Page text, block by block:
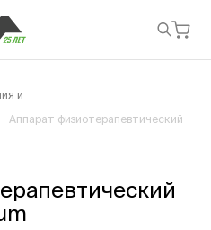
и
Аппарат физиотерапевтический